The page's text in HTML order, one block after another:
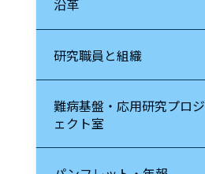
沿革
研究職員と組織
難病基盤・応用研究プロジ
ェクト室